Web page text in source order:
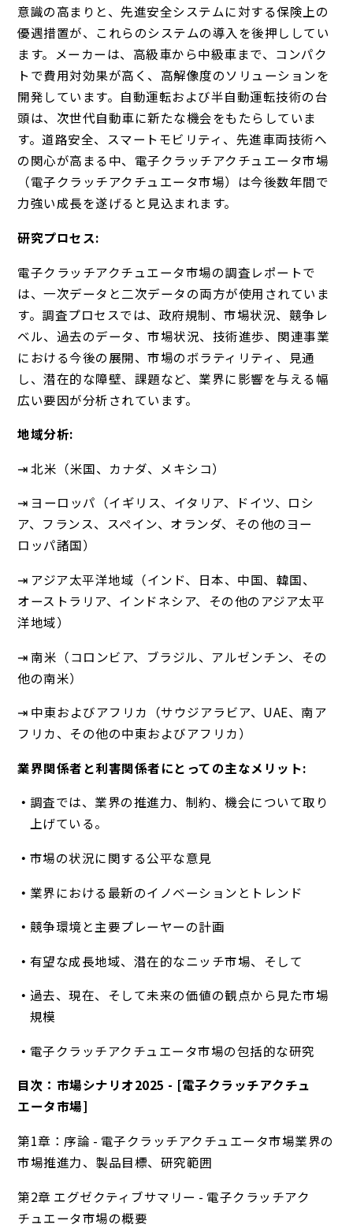
意識の高まりと、先進安全システムに対する保険上の
優遇措置が、これらのシステムの導入を後押ししてい
ます。メーカーは、高級車から中級車まで、コンパク
トで費用対効果が高く、高解像度のソリューションを
開発しています。自動運転および半自動運転技術の台
頭は、次世代自動車に新たな機会をもたらしていま
す。道路安全、スマートモビリティ、先進車両技術へ
の関心が高まる中、電子クラッチアクチュエータ市場
（電子クラッチアクチュエータ市場）は今後数年間で
力強い成長を遂げると見込まれます。
研究プロセス:
電子クラッチアクチュエータ市場の調査レポートで
は、一次データと二次データの両方が使用されていま
す。調査プロセスでは、政府規制、市場状況、競争レ
ベル、過去のデータ、市場状況、技術進歩、関連事業
における今後の展開、市場のボラティリティ、見通
し、潜在的な障壁、課題など、業界に影響を与える幅
広い要因が分析されています。
地域分析:
⇥ 北米（米国、カナダ、メキシコ）
⇥ ヨーロッパ（イギリス、イタリア、ドイツ、ロシ
ア、フランス、スペイン、オランダ、その他のヨー
ロッパ諸国）
⇥ アジア太平洋地域（インド、日本、中国、韓国、
オーストラリア、インドネシア、その他のアジア太平
洋地域）
⇥ 南米（コロンビア、ブラジル、アルゼンチン、その
他の南米）
⇥ 中東およびアフリカ（サウジアラビア、UAE、南ア
フリカ、その他の中東およびアフリカ）
業界関係者と利害関係者にとっての主なメリット:
調査では、業界の推進力、制約、機会について取り
上げている。
市場の状況に関する公平な意見
業界における最新のイノベーションとトレンド
競争環境と主要プレーヤーの計画
有望な成長地域、潜在的なニッチ市場、そして
過去、現在、そして未来の価値の観点から見た市場
規模
電子クラッチアクチュエータ市場の包括的な研究
目次：市場シナリオ2025 - [電子クラッチアクチュ
エータ市場]
第1章：序論 - 電子クラッチアクチュエータ市場業界の
市場推進力、製品目標、研究範囲
第2章 エグゼクティブサマリー - 電子クラッチアク
チュエータ市場の概要